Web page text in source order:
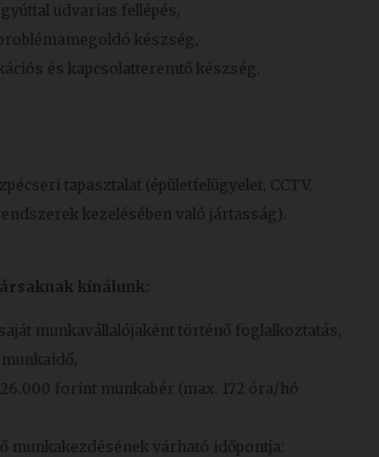
udvarias fellépés,
készség,
és kapcsolatteremtő készség.
tapasztalat (épületfelügyelet, CCTV,
kezelésében való jártasság).
kínálunk:
munkavállalójaként történő foglalkoztatás,
forint munkabér (max. 172 óra/hó
munkakezdésének várható időpontja: